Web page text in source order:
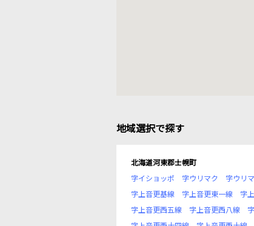
地域選択で探す
北海道河東郡士幌町
字イショッポ
字ウリマク 字ウリ
字上音更基線
字上音更東一線 字
字上音更西五線
字上音更西八線